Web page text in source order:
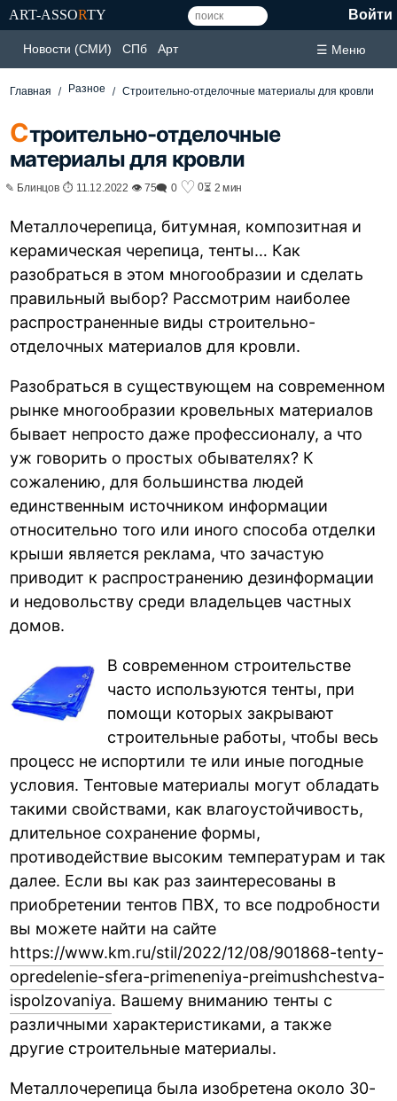
ART-ASSORTY Войти
Новости (СМИ) СПб Арт ☰ Меню
Главная Разное Строительно-отделочные материалы для кровли
Строительно-отделочные
материалы для кровли
✎ Блинцов ⏱ 11.12.2022 👁 75🗨 0 ♡ 0⏳ 2 мин
Металлочерепица, битумная, композитная и
керамическая черепица, тенты… Как
разобраться в этом многообразии и сделать
правильный выбор? Рассмотрим наиболее
распространенные виды строительно-
отделочных материалов для кровли.
Разобраться в существующем на современном
рынке многообразии кровельных материалов
бывает непросто даже профессионалу, а что
уж говорить о простых обывателях? К
сожалению, для большинства людей
единственным источником информации
относительно того или иного способа отделки
крыши является реклама, что зачастую
приводит к распространению дезинформации
и недовольству среди владельцев частных
домов.
В современном строительстве
часто используются тенты, при
помощи которых закрывают
строительные работы, чтобы весь
процесс не испортили те или иные погодные
условия. Тентовые материалы могут обладать
такими свойствами, как влагоустойчивость,
длительное сохранение формы,
противодействие высоким температурам и так
далее. Если вы как раз заинтересованы в
приобретении тентов ПВХ, то все подробности
вы можете найти на сайте
https://www.km.ru/stil/2022/12/08/901868-tenty-
opredelenie-sfera-primeneniya-preimushchestva-
ispolzovaniya. Вашему вниманию тенты с
различными характеристиками, а также
другие строительные материалы.
Металлочерепица была изобретена около 30-